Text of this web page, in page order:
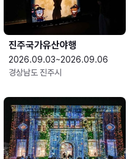
진주국가유산야행
2026.09.03~2026.09.06
경상남도 진주시